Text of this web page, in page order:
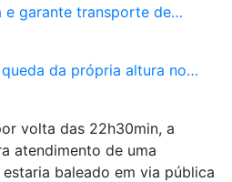
e garante transporte de…
da própria altura no…
volta das 22h30min, a
atendimento de uma
baleado em via pública